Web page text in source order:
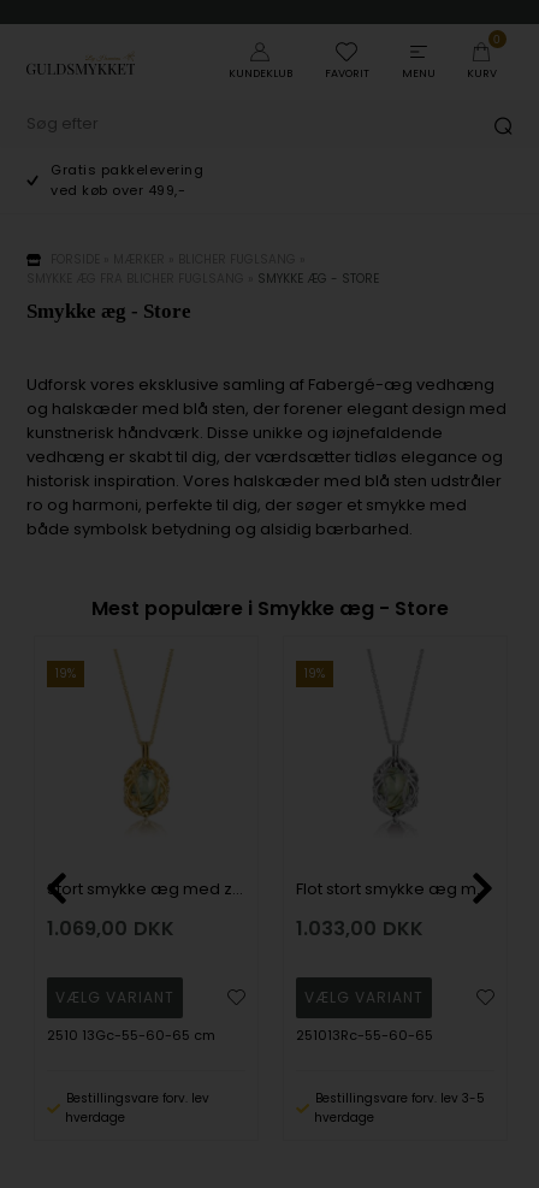
KUNDEKLUB FAVORIT MENU
0
KURV
Gratis pakkelevering
ved køb over 499,-
SMYKKE ÆG - STORE
Smykke æg - Store
Udforsk vores eksklusive samling af Fabergé-æg vedhæng
og halskæder med blå sten, der forener elegant design med
kunstnerisk håndværk. Disse unikke og iøjnefaldende
vedhæng er skabt til dig, der værdsætter tidløs elegance og
historisk inspiration. Vores halskæder med blå sten udstråler
ro og harmoni, perfekte til dig, der søger et smykke med
både symbolsk betydning og alsidig bærbarhed.
Mest populære i Smykke æg - Store
19%
Stort smykke æg med zirkoner, Prehnit - fra Blicher Fuglsang, med 55-60-65 cm justerbar kæde
1.069,00 DKK
2510 13Gc-55-60-65 cm
Bestillingsvare forv. lev
hverdage
19%
Flot stort smykke æg med Prehnit i sølv fra Blicher Fuglsang med 55-60-65 cm justerbar kæde
1.033,00 DKK
251013Rc-55-60-65
Bestillingsvare forv. lev 3-5
hverdage